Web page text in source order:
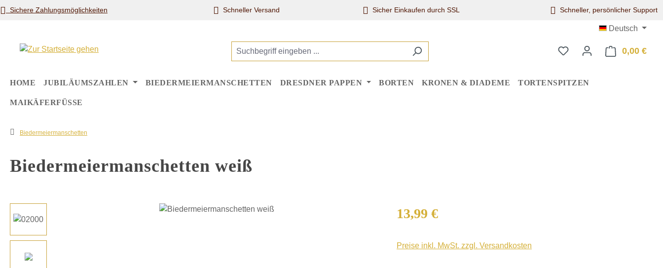
Hauptinhalt springen
Zur Suche springen
Zur Hauptnavigation springen
Sichere Zahlungsmöglichkeiten Schneller Versand Sicher Einkaufen durch SSL Schneller, persönlicher Support
Deutsch
0,00 €
HOME JUBILÄUMSZAHLEN BIEDERMEIERMANSCHETTEN DRESDNER PAPPEN BORTEN KRONEN & DIADEME TORTENSPITZEN
MAIKÄFERFÜSSE
Biedermeiermanschetten
Biedermeiermanschetten weiß
Regulärer Preis:
13,99 €
Preise inkl. MwSt. zzgl. Versandkosten